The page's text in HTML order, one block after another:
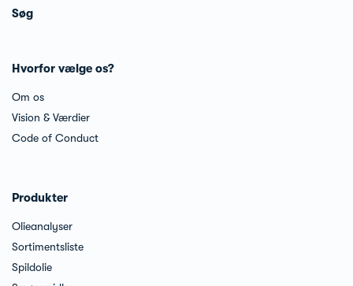
Søg
Hvorfor vælge os?
Om os
Vision & Værdier
Code of Conduct
Produkter
Olieanalyser
Sortimentsliste
Spildolie